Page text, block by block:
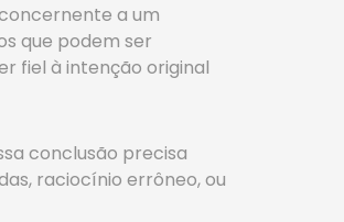
a um
que podem ser
fiel à intenção original
conclusão precisa
raciocínio errôneo, ou